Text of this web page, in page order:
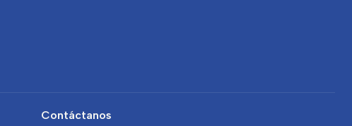
Contáctanos